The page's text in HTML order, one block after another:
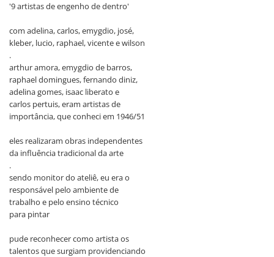
'9 artistas de engenho de dentro'
com adelina, carlos, emygdio, josé,
kleber, lucio, raphael, vicente e wilson
.
arthur amora, emygdio de barros,
raphael domingues, fernando diniz,
adelina gomes, isaac liberato e
carlos pertuis, eram artistas de
importância, que conheci em 1946/51
eles realizaram obras independentes
da influência tradicional da arte
.
sendo monitor do ateliê, eu era o
responsável pelo ambiente de
trabalho e pelo ensino técnico
para pintar
pude reconhecer como artista os
talentos que surgiam providenciando